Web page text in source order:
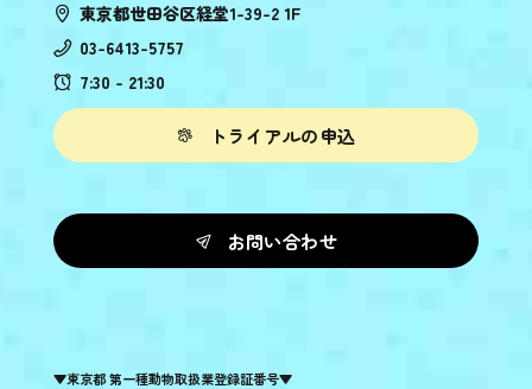
東京都世田谷区経堂1-39-2 1F
03-6413-5757
7:30 - 21:30
トライアルの申込
お問い合わせ
▼東京都 第一種動物取扱業登録証番号▼